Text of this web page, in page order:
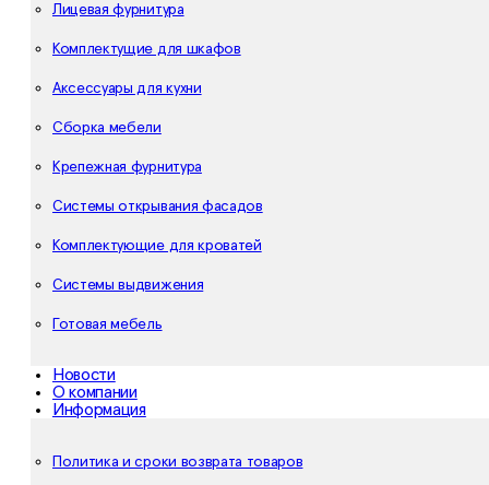
Лицевая фурнитура
Комплектущие для шкафов
Аксессуары для кухни
Сборка мебели
Крепежная фурнитура
Системы открывания фасадов
Комплектующие для кроватей
Системы выдвижения
Готовая мебель
Новости
О компании
Информация
Политика и сроки возврата товаров